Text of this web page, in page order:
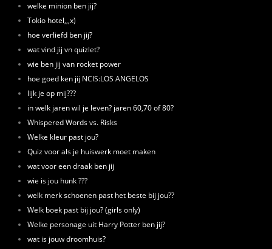
welke minion ben jij?
Tokio hotel,,,x)
hoe verliefd ben jij?
wat vind jij vn quizlet?
wie ben jij van rocket power
hoe goed ken jij NCIS:LOS ANGELOS
lijk je op mij???
in welk jaren wil je leven? jaren 60,70 of 80?
Whispered Words vs. Risks
Welke kleur past jou?
Quiz voor als je huiswerk moet maken
wat voor een draak ben jij
wie is jou hunk ???
welk merk schoenen past het beste bij jou??
Welk boek past bij jou? (girls only)
Welke personage uit Harry Potter ben jij?
wat is jouw droomhuis?